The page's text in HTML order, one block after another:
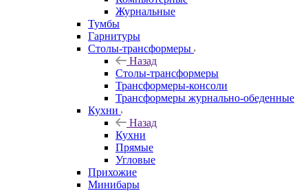
Журнальные
Тумбы
Гарнитуры
Столы-трансформеры
Назад
Столы-трансформеры
Трансформеры-консоли
Трансформеры журнально-обеденные
Кухни
Назад
Кухни
Прямые
Угловые
Прихожие
Минибары